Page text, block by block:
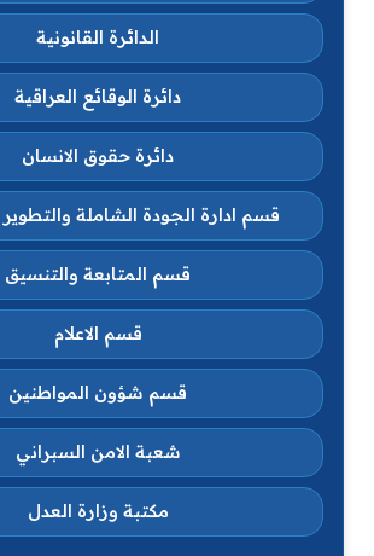
الدائرة القانونية
دائرة الوقائع العراقية
دائرة حقوق الانسان
قسم ادارة الجودة الشاملة
قسم المتابعة والتنسيق
قسم الاعلام
قسم شؤون المواطنين
شعبة الامن السبراني
مكتبة وزارة العدل